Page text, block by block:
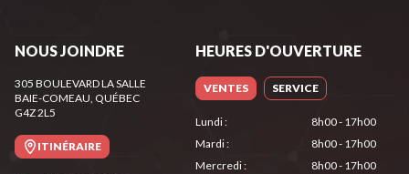
NOUS JOINDRE
305 BOULEVARD LA SALLE
BAIE-COMEAU, QUÉBEC
G4Z 2L5
ITINÉRAIRE
HEURES D'OUVERTURE
VENTES SERVICE
Lundi:
8h00 - 17h00
Mardi:
8h00 - 17h00
Mercredi:
8h00 - 17h00